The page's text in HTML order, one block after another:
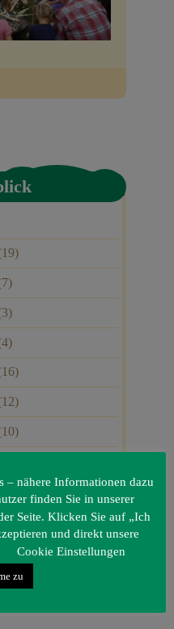
– nähere Informationen dazu
finden Sie in unserer
Seite. Klicken Sie auf „Ich
und direkt unsere
Cookie Einstellungen
zu